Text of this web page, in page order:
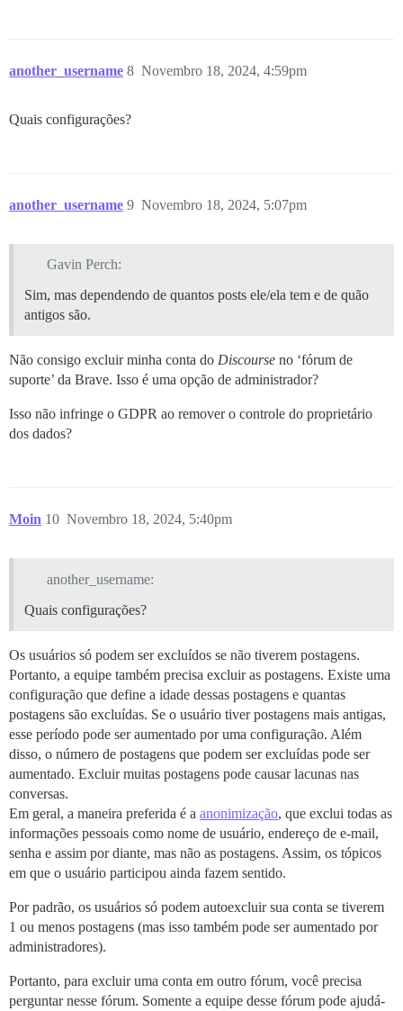
another_username Novembro 18, 2024, 4:59pm
8
Quais configurações?
another_username Novembro 18, 2024, 5:07pm
9
Gavin Perch:
Sim, mas dependendo de quantos posts ele/ela tem e de quão
antigos são.
Não consigo excluir minha conta do Discourse no ‘fórum de
suporte’ da Brave. Isso é uma opção de administrador?
Isso não infringe o GDPR ao remover o controle do proprietário
dos dados?
Moin Novembro 18, 2024, 5:40pm
10
another_username:
Quais configurações?
Os usuários só podem ser excluídos se não tiverem postagens.
Portanto, a equipe também precisa excluir as postagens. Existe uma
configuração que define a idade dessas postagens e quantas
postagens são excluídas. Se o usuário tiver postagens mais antigas,
esse período pode ser aumentado por uma configuração. Além
disso, o número de postagens que podem ser excluídas pode ser
aumentado. Excluir muitas postagens pode causar lacunas nas
conversas.
Em geral, a maneira preferida é a anonimização, que exclui todas as
informações pessoais como nome de usuário, endereço de e-mail,
senha e assim por diante, mas não as postagens. Assim, os tópicos
em que o usuário participou ainda fazem sentido.
Por padrão, os usuários só podem autoexcluir sua conta se tiverem
1 ou menos postagens (mas isso também pode ser aumentado por
administradores).
Portanto, para excluir uma conta em outro fórum, você precisa
perguntar nesse fórum. Somente a equipe desse fórum pode ajudá-